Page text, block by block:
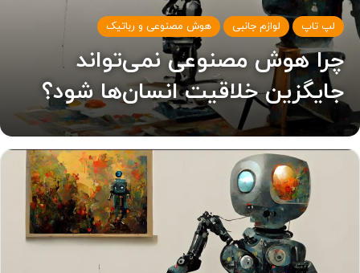
لپ تاپ لوازم جانبی هوش مصنوعی و رباتیک
چرا هوش مصنوعی نمی‌تواند
جایگزین خلاقیت انسان‌ها شود؟